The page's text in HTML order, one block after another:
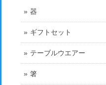
器
ギフトセット
テーブルウエアー
箸